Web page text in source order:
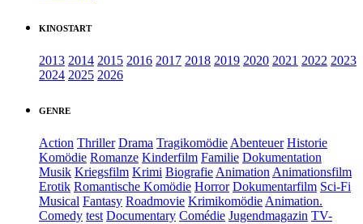
KINOSTART
2013 2014 2015 2016 2017 2018 2019 2020 2021 2022 2023
2024 2025 2026
GENRE
Action Thriller Drama Tragikomödie Abenteuer Historie
Komödie Romanze Kinderfilm Familie Dokumentation
Musik Kriegsfilm Krimi Biografie Animation Animationsfilm
Erotik Romantische Komödie Horror Dokumentarfilm Sci-Fi
Musical Fantasy Roadmovie Krimikomödie Animation.
Comedy test Documentary Comédie Jugendmagazin TV-